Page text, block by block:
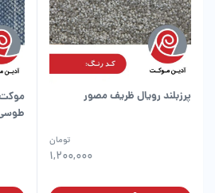
پرزبلند رویال ظریف مصور
1,200,000
تومان